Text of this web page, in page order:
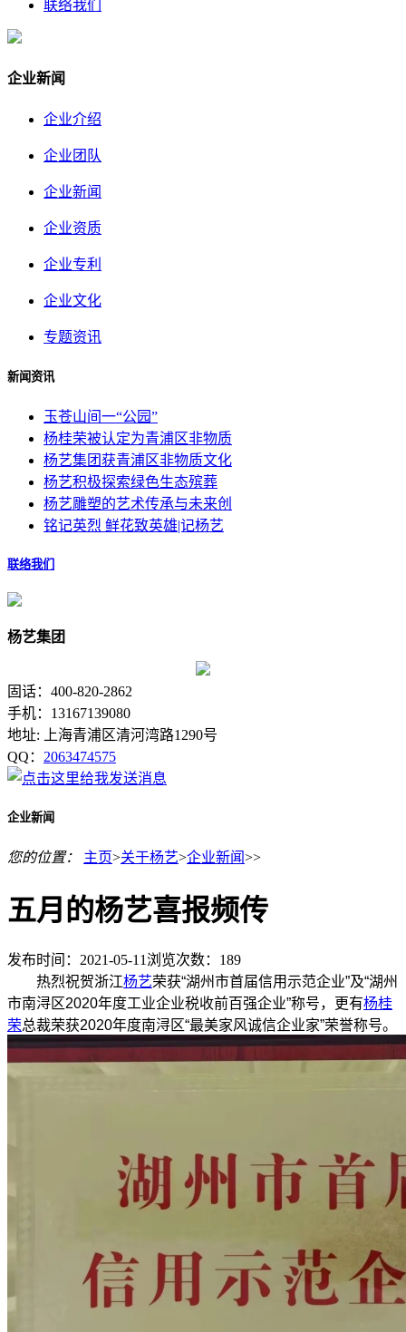
联络我们
企业新闻
企业介绍
企业团队
企业新闻
企业资质
企业专利
企业文化
专题资讯
新闻资讯
玉苍山间一“公园”
杨桂荣被认定为青浦区非物质
杨艺集团获青浦区非物质文化
杨艺积极探索绿色生态殡葬
杨艺雕塑的艺术传承与未来创
铭记英烈 鲜花致英雄|记杨艺
联络我们
杨艺集团
固话：400-820-2862
手机：13167139080
地址: 上海青浦区清河湾路1290号
QQ： 2063474575
企业新闻
您的位置： 主页>关于杨艺>企业新闻>>
五月的杨艺喜报频传
发布时间：2021-05-11 浏览次数： 189
热烈祝贺浙江杨艺荣获“湖州市首届信用示范企业”及“湖州
市南浔区2020年度工业企业税收前百强企业”称号，更有杨桂
荣总裁荣获2020年度南浔区“最美家风诚信企业家”荣誉称号。